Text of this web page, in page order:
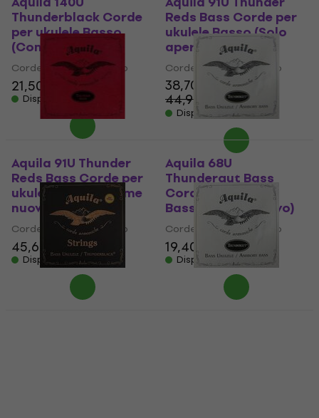
Thunderblack Corde
per ukulele Basso
(Come nuovo)
Corde per ukulele Basso
21,50 € 22,70 €
Disponibile
Reds Bass Corde per
ukulele Basso (Solo
aperto)
Corde per ukulele Basso
38,70 €
44,90 €
- 14 %
Disponibile
Aquila 91U Thunder
Reds Bass Corde per
ukulele Basso (Come
nuovo)
Corde per ukulele Basso
45,60 € 47,20 €
Disponibile
Aquila 68U
Thundergut Bass
Corde per ukulele
Basso (Come nuovo)
Corde per ukulele Basso
19,40 € 20,60 €
Disponibile